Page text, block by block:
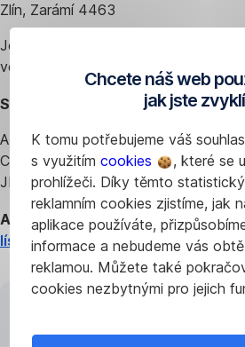
Chcete náš web
jak jste
K tomu potřebujeme váš souhlas
s využitím cookies
, které se
prohlížeči. Díky těmto
reklamním cookies zjistíme, jak
aplikace používáte,
informace a nebudeme vás
reklamou. Můžete také
cookies nezbytnými pro jejich
Zlín, Zarámí 4463
Jejich otevírací dobu a další
ve
vyhledávači poboček.
Seznam pojmenování zkratek:
AUD - australský dolar
CAD - kanadský dolar
JPY - japonský jen
Aktuální kurzy běžných měn
lístku.